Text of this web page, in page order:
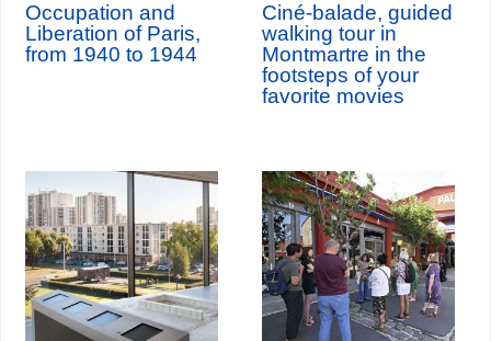
Occupation and
Liberation of Paris,
from 1940 to 1944
Ciné-balade, guided
walking tour in
Montmartre in the
footsteps of your
favorite movies